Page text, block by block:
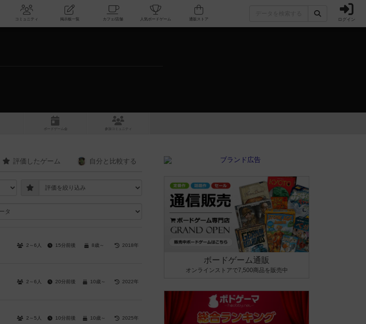
ボードゲーム会 コミュニティ 掲示板一覧 カフェ/店舗 人気ボードゲーム ログイン
ボ ドゲ ーム コミュニティ
評価したゲーム 自分と 比較する
2～6人 15分前後 8歳～ 2018年
2～6人 20分前後 10歳～ 2022年
2～5人 10分前後 10歳～ 2025年
ボードゲーム通販
オンラインストアで7,500商品を販売中